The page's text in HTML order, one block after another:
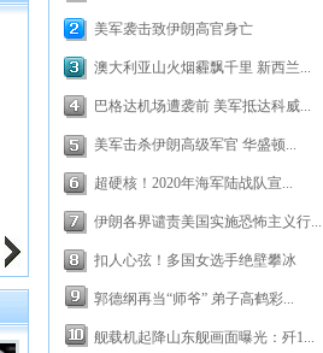
美军袭击致伊朗高官身亡
澳大利亚山火烟霾飘千里 新西兰...
巴格达机场遭袭前 美军抵达科威...
美军击杀伊朗高级军官 华盛顿...
超硬核！2020年海军陆战队宣...
伊朗各界谴责美国实施恐怖主义行...
扣人心弦！多国女选手绝壁攀冰
郭德纲再当“师爷” 弟子高鹤彩...
舰载机起降山东舰画面曝光：歼1...